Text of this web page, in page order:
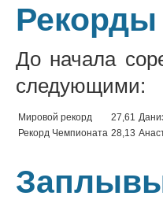
Рекорды
До начала
следующими:
Мировой рекорд 27,61
Рекорд Чемпионата 28,13